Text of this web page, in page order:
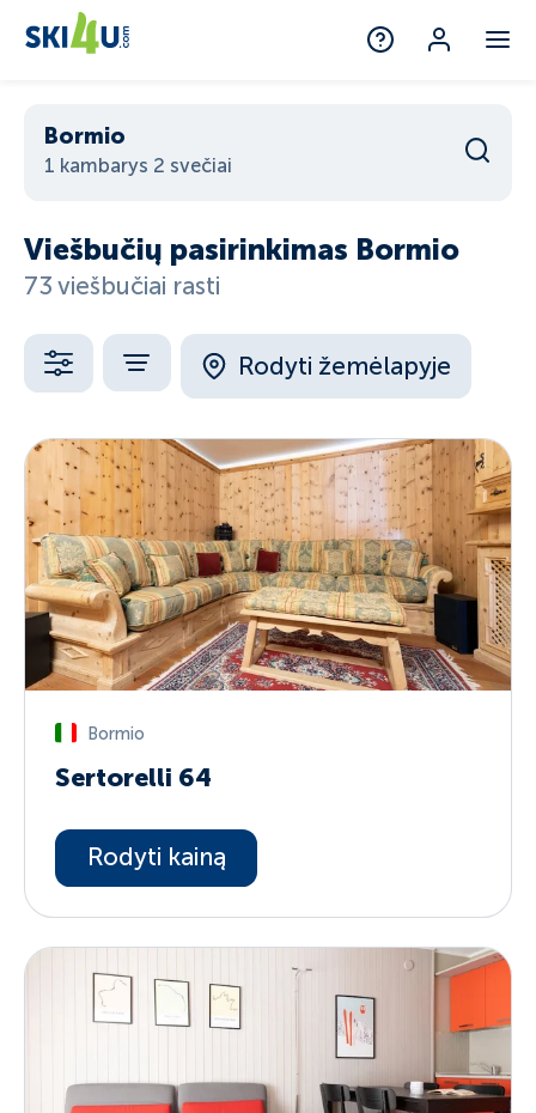
Bormio
1 kambarys 2 svečiai
Viešbučių pasirinkimas Bormio
73 viešbučiai rasti
Rodyti žemėlapyje
Bormio
Sertorelli 64
Rodyti kainą